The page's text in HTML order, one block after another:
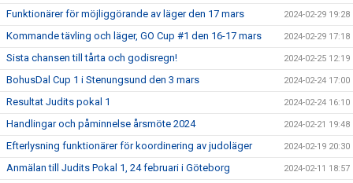
Funktionärer för möjliggörande av läger den 17 mars 2024-02-29 19:28
Kommande tävling och läger, GO Cup #1 den 16-17 mars 2024-02-29 17:18
Sista chansen till tårta och godisregn! 2024-02-25 12:19
BohusDal Cup 1 i Stenungsund den 3 mars 2024-02-24 17:00
Resultat Judits pokal 1 2024-02-24 16:10
Handlingar och påminnelse årsmöte 2024 2024-02-21 19:48
Efterlysning funktionärer för koordinering av judoläger 2024-02-19 20:30
Anmälan till Judits Pokal 1, 24 februari i Göteborg 2024-02-11 18:57